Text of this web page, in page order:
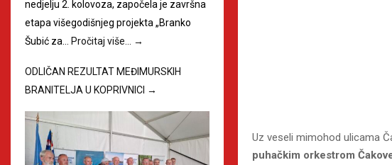
Uz veseli mimohod ulicama
puhačkim orkestrom
nedjelju 2. kolovoza, započela je završna
etapa višegodišnjeg projekta „Branko
Šubić za… Pročitaj više… →
ODLIČAN REZULTAT MEĐIMURSKIH
BRANITELJA U KOPRIVNICI →